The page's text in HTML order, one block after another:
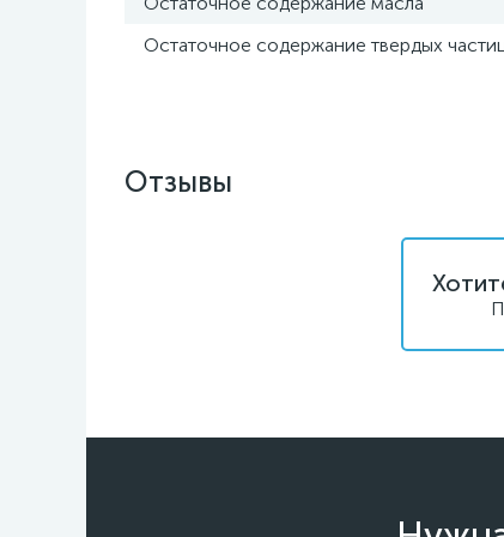
Остаточное содержание твердых
Отзывы